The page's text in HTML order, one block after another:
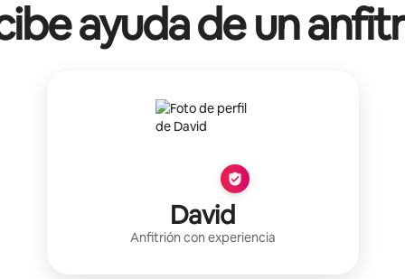
ayuda de un
David
Anfitrión con experiencia